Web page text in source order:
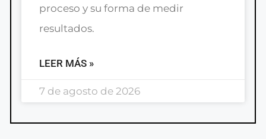
proceso y su forma de medir
resultados.
LEER MÁS »
7 de agosto de 2026